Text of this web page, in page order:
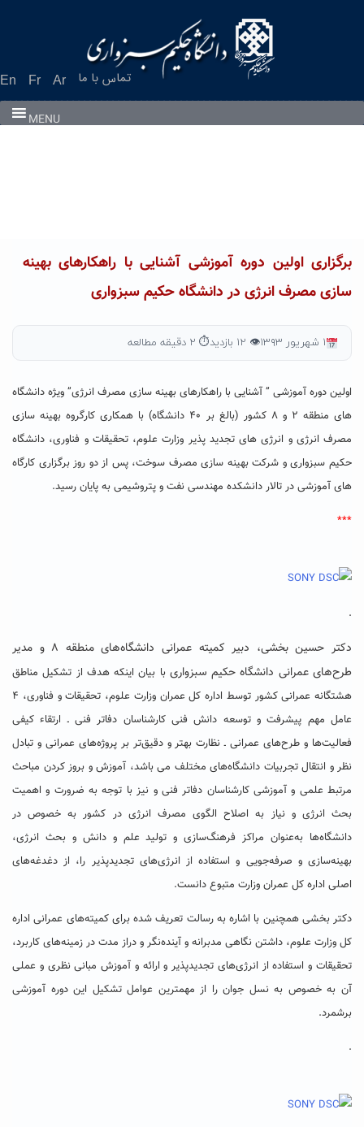
En Fr Ar تماس با ما
MENU
برگزاری اولین دوره آموزشی آشنایی با راهکارهای بهینه
سازی مصرف انرژی در دانشگاه حکیم سبزواری
۱ شهریور ۱۳۹۳ 👁 ۱۲ بازدید ⏱ ۲ دقیقه مطالعه
اولین دوره آموزشی ” آشنایی با راهکارهای بهینه سازی مصرف انرژی” ویژه دانشگاه
های منطقه ۲ و ۸ کشور (بالغ بر ۴۰ دانشگاه) با همکاری کارگروه بهینه سازی
مصرف انرژی و انرژی های تجدید پذیر وزارت علوم، تحقیقات و فناوری، دانشگاه
حکیم سبزواری و شرکت بهینه سازی مصرف سوخت، پس از دو روز برگزاری کارگاه
های آموزشی در تالار دانشکده مهندسی نفت و پتروشیمی به پایان رسید.
***
.
دکتر حسین بخشی، دبیر کمیته عمرانی دانشگاه‌های منطقه ۸ و مدیر
طرح‌های عمرانی دانشگاه حکیم سبزواری با بیان اینکه هدف از تشکیل مناطق
هشتگانه عمرانی کشور توسط اداره کل عمران وزارت علوم، تحقیقات و فناوری، ۴
عامل مهم پیشرفت و توسعه دانش فنی کارشناسان دفاتر فنی ـ ارتقاء کیفی
فعالیت‌ها و طرح‌های عمرانی ـ نظارت بهتر و دقیق‌تر بر پروژه‌های عمرانی و تبادل‌
نظر و انتقال تجربیات دانشگاه‌های مختلف می باشد، آموزش و بروز کردن مباحث
مرتبط علمی و آموزشی کارشناسان دفاتر فنی و نیز با توجه به ضرورت و اهمیت
بحث انرژی و نیاز به اصلاح الگوی مصرف انرژی در کشور به‌ خصوص در
دانشگاه‌ها به‌عنوان مراکز فرهنگ‌سازی و تولید علم و دانش و بحث انرژی،
بهینه‌سازی و صرفه‌جویی و استفاده از انرژی‌های تجدیدپذیر را، از دغدغه‌های
اصلی اداره کل عمران وزارت متبوع دانست.
دکتر بخشی همچنین با اشاره به رسالت تعریف شده برای کمیته‌های عمرانی اداره
کل وزارت علوم، داشتن نگاهی مدبرانه و آینده‌نگر و دراز مدت در زمینه‌های کاربرد،
تحقیقات و استفاده از انرژی‌های تجدیدپذیر و ارائه و آموزش مبانی نظری و عملی
آن به خصوص به نسل جوان را از مهمترین عوامل تشکیل این دوره آموزشی
برشمرد.
.